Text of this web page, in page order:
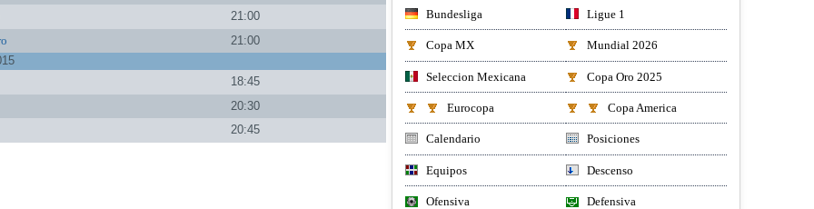
21:00
21:00
18:45
20:30
20:45
Bundesliga Ligue 1
Copa MX Mundial 2026
Seleccion Mexicana Copa Oro 2025
Eurocopa Copa America
Calendario Posiciones
Equipos Descenso
Ofensiva Defensiva